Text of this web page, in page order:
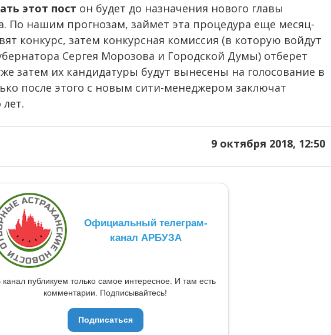
этот пост он будет до назначения нового главы
По нашим прогнозам, займет эта процедура еще месяц-
конкурс, затем конкурсная комиссия (в которую войдут
Сергея Морозова и Городской Думы) отберет
затем их кандидатуры будут вынесены на голосование в
после этого с новым сити-менеджером заключат
9 октября 2018, 12:50
Официальный телеграм-
канал АРБУЗА
канал публикуем только самое интересное. И там есть
комментарии. Подписывайтесь!
Подписаться